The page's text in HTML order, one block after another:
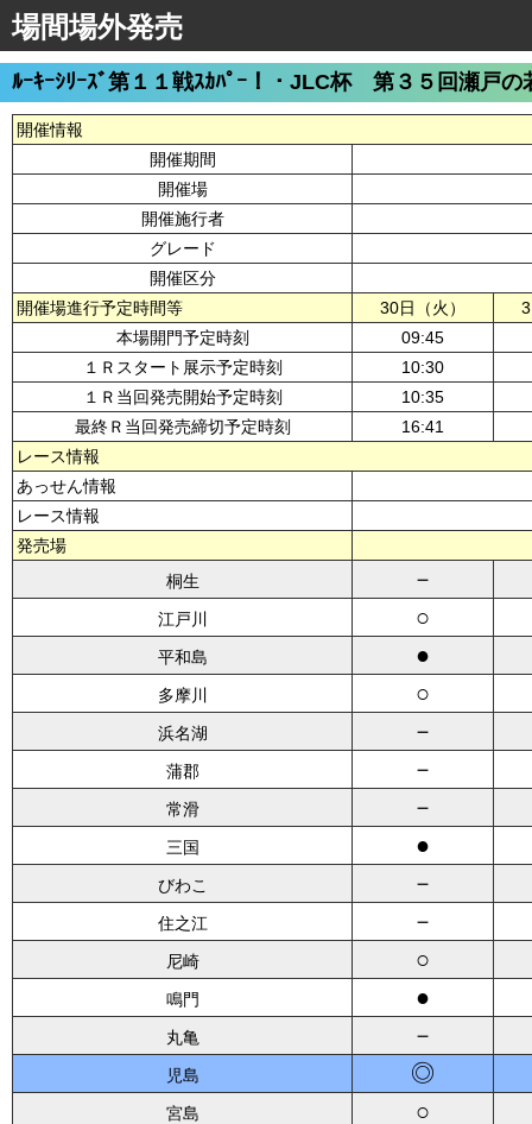
場間場外発売
ﾙｰｷｰｼﾘｰｽﾞ第１１戦ｽｶﾊﾟｰ！・JLC杯 第３５回瀬戸の
開催情報
開催期間
開催場
開催施行者
グレード
開催区分
開催場進行予定時間等
30日（火）
本場開門予定時刻
09:45
１Ｒスタート展示予定時刻
10:30
１Ｒ当回発売開始予定時刻
10:35
最終Ｒ当回発売締切予定時刻
16:41
レース情報
あっせん情報
レース情報
発売場
桐生
－
江戸川 ○
平和島 ●
多摩川 ○
浜名湖 －
蒲郡 －
常滑 －
三国 ●
びわこ －
住之江 －
尼崎 ○
鳴門 ●
丸亀 －
児島 ◎
宮島 ○